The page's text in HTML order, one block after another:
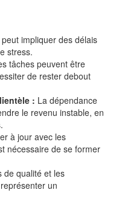
impliquer des délais
stress.
tâches peuvent être
de rester debout
: La dépendance
le revenu instable, en
à jour avec les
nécessaire de se former
de qualité et les
un